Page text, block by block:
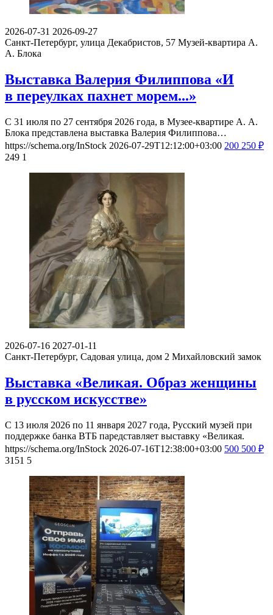
2026-07-31 2026-09-27
Санкт-Петербург, улица Декабристов, 57 Музей-квартира А.
А. Блока
Выставка Валерия Филиппова «И
в переулках пахнет морем...»
С 31 июля по 27 сентября 2026 года, в Музее-квартире А. А.
Блока представлена выставка Валерия Филиппова…
https://schema.org/InStock 2026-07-29T12:12:00+03:00 200 250 ₽
249 1
2026-07-16 2027-01-11
Санкт-Петербург, Садовая улица, дом 2 Михайловский замок
Выставка «Великая. Образ женщины
в русском искусстве»
С 13 июля 2026 по 11 января 2027 года, Русский музей при
поддержке банка ВТБ паредставляет выставку «Великая.
https://schema.org/InStock 2026-07-16T12:38:00+03:00 500 500 ₽
3151 5